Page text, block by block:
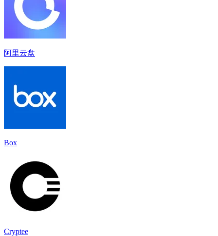
阿里云盘
Box
Cryptee